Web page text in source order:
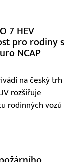
7 HEV
pro rodiny s
NCAP
na český trh
rozšiřuje
rodinných vozů